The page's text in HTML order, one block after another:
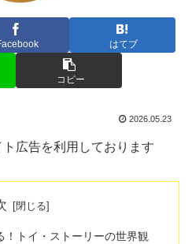
はてブ
コピー
2026.05.23
広告を利用しております
！トイ・ストーリーの世界観